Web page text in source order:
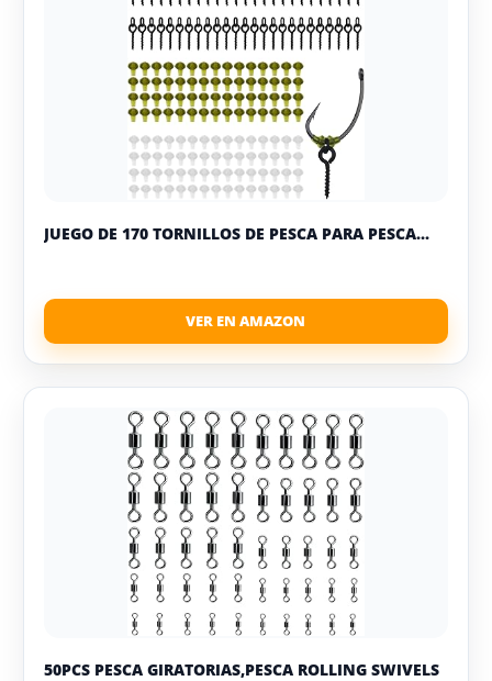
JUEGO DE 170 TORNILLOS DE PESCA PARA PESCA...
50PCS PESCA GIRATORIAS,PESCA ROLLING SWIVELS